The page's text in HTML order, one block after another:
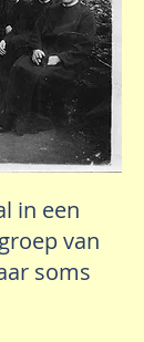
in een
van
soms